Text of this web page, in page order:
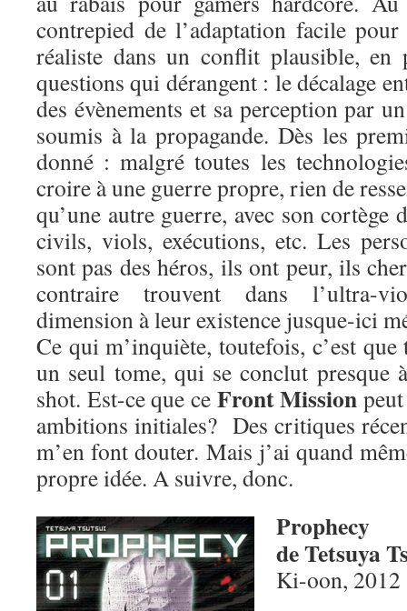
contrepied de l’adaptation facile
réaliste dans un conflit plausible, en
questions qui dérangent : le décalage
des évènements et sa perception par
soumis à la propagande. Dès les
donné : malgré toutes les
croire à une guerre propre, rien de
qu’une autre guerre, avec son cortège
civils, viols, exécutions, etc. Les
sont pas des héros, ils ont peur, ils
contraire trouvent dans l’ultra-
dimension à leur existence jusque-ici
Ce qui m’inquiète, toutefois, c’est
un seul tome, qui se conclut presque
shot. Est-ce que ce Front Mission
ambitions initiales? Des critiques
m’en font douter. Mais j’ai quand
propre idée. A suivre, donc.
Prophecy
de Tetsuya
Ki-oon, 2012